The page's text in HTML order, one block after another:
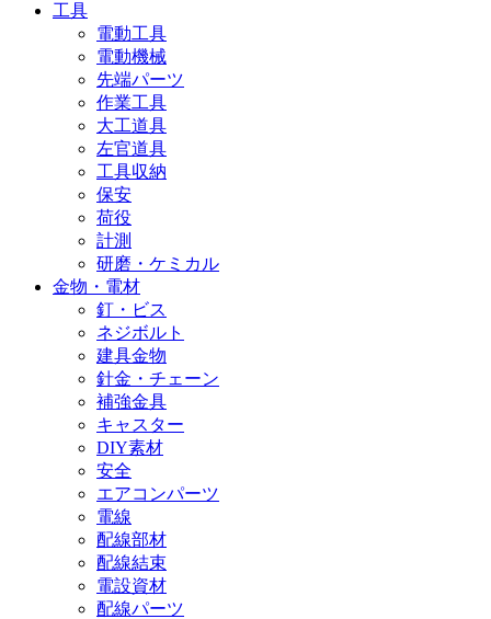
工具
電動工具
電動機械
先端パーツ
作業工具
大工道具
左官道具
工具収納
保安
荷役
計測
研磨・ケミカル
金物・電材
釘・ビス
ネジボルト
建具金物
針金・チェーン
補強金具
キャスター
DIY素材
安全
エアコンパーツ
電線
配線部材
配線結束
電設資材
配線パーツ